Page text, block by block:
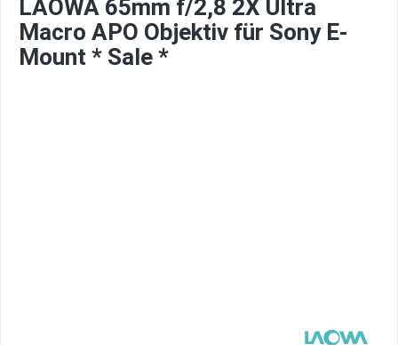
LAOWA 65mm f/2,8 2X Ultra
Macro APO Objektiv für Sony E-
Mount * Sale *